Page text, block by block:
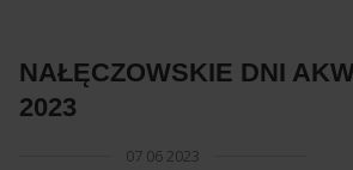
NAŁĘCZOWSKIE DNI
2023
07 06 2023